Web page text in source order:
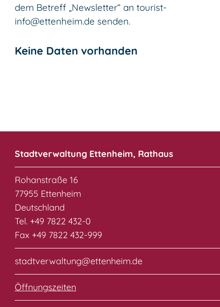
dem Betreff „Newsletter“ an tourist-
info@ettenheim.de senden.
Keine Daten vorhanden
Stadtverwaltung Ettenheim, Rathaus
Rohanstraße 16
77955 Ettenheim
Deutschland
Tel. +49 7822 432-0
Fax +49 7822 432-999
stadtverwaltung@ettenheim.de
Öffnungszeiten